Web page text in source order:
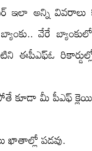
ఇలా అన్ని వివరాలు
వేరే
కూడా మీ పీఎఫ్
ఖాతాల్లో పడవు.